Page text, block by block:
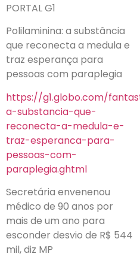
PORTAL G1
Polilaminina: a substância
que reconecta a medula e
traz esperança para
pessoas com paraplegia
https://g1.globo.com/
a-substancia-que-
reconecta-a-medula-e-
traz-esperanca-para-
pessoas-com-
paraplegia.ghtml
Secretária envenenou
médico de 90 anos por
mais de um ano para
esconder desvio de R$ 544
mil, diz MP